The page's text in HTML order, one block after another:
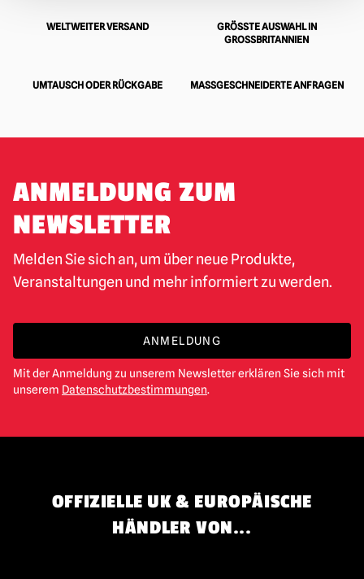
WELTWEITER VERSAND
GRÖSSTE AUSWAHL IN G
ROSSBRITANNIEN
UMTAUSCH ODER RÜCKGABE MASSGESCHNEIDERTE ANFRAGEN
ANMELDUNG ZUM
NEWSLETTER
Melden Sie sich an, um über neue Produkte,
Veranstaltungen und mehr informiert zu werden.
ANMELDUNG
Mit der Anmeldung zu unserem Newsletter erklären Sie sich mit
unserem Datenschutzbestimmungen.
OFFIZIELLE UK & EUROPÄISCHE
HÄNDLER VON...